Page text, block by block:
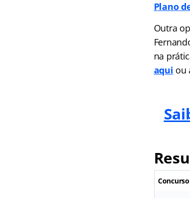
Plano
Outra
na
aqui ou
Concurso